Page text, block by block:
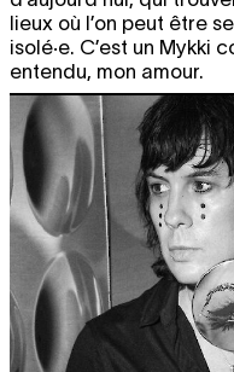
lieux où l’on peut être
isolé·e. C’est un Mykki
entendu, mon amour.